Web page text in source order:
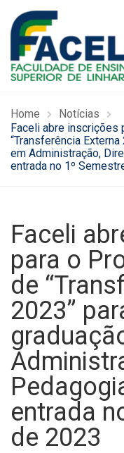
Home
Notícias
Faceli abre inscrições
“Transferência
em Administração,
entrada no 1º
Faceli
para o
de
2023”
entrada
de 2023